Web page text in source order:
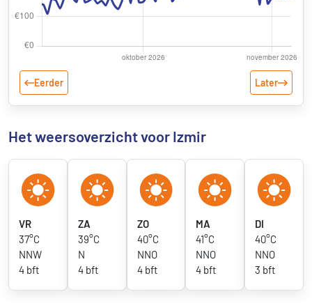
Eerder Later
Het weersoverzicht voor Izmir
VR
37°C
NNW
4 bft
ZA
39°C
N
4 bft
ZO
40°C
NNO
4 bft
MA
41°C
NNO
4 bft
DI
40°C
NNO
3 bft